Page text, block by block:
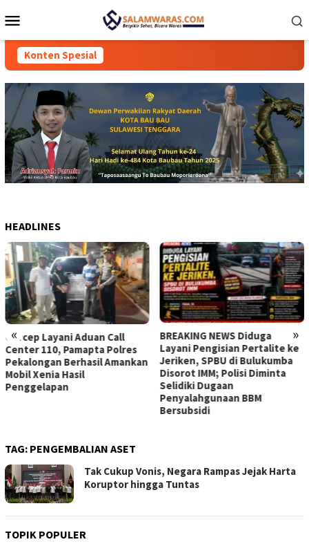
ke
Mobile
Konten Spesial
HEADLINES
« »
Gercep Layani Aduan Call
Center 110, Pamapta Polres
Pekalongan Berhasil Amankan
Mobil Xenia Hasil
Penggelapan
BREAKING NEWS Diduga
Layani Pengisian Pertalite ke
Jeriken, SPBU di Bulukumba
Disorot IMM; Polisi Diminta
Selidiki Dugaan
Penyalahgunaan BBM
Bersubsidi
TAG: PENGEMBALIAN ASET
Tak Cukup Vonis, Negara Rampas Jejak Harta
Koruptor hingga Tuntas
TOPIK POPULER